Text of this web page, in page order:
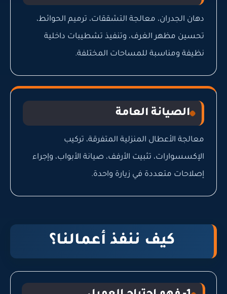
دهان الجدران، معالجة التشققات، ترميم الحوائط،
تحسين مظهر الغرف، وتنفيذ تشطيبات داخلية
نظيفة ومناسبة للمساحات المختلفة.
الصيانة العامة
معالجة الأعطال المنزلية المتفرقة، تركيب
الإكسسوارات، تثبيت الأرفف، صيانة الأبواب، وإجراء
إصلاحات متعددة في زيارة واحدة.
كيف ننفذ أعمالنا؟